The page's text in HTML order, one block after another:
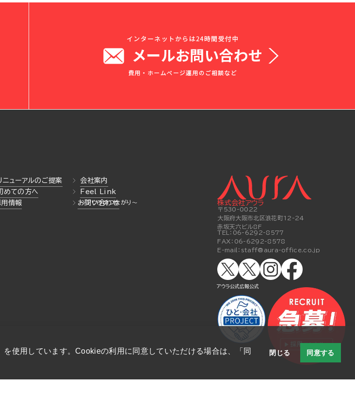
使用しています。Cookieの利用に同意していただける場合は、「同
閉じる 同意する
ニューアルのご提案
会社案内
めての方へ
Feel Link
用情報 お問い合わせ 株式会社アウラ
〒530-0022
大阪府大阪市北区浪花町12-24
赤坂天六ビル8F
TEL： 06-6292-8577
FAX： 06-6292-8578
E-mail： staff@aura-office.co.jp
アウラ公式広報公式